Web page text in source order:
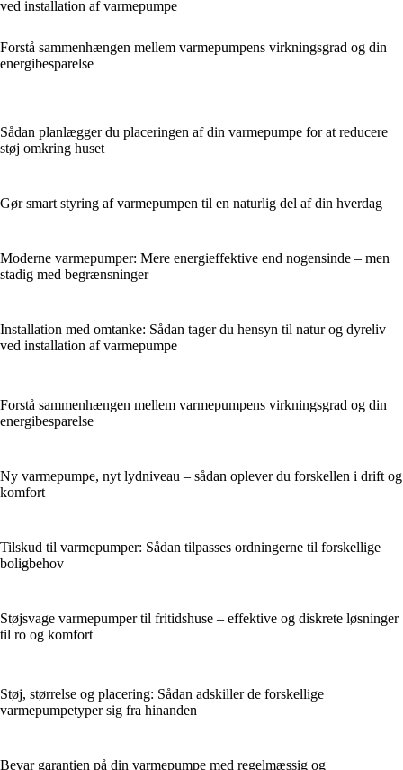
ved installation af varmepumpe
Forstå sammenhængen mellem varmepumpens virkningsgrad og din
energibesparelse
Sådan planlægger du placeringen af din varmepumpe for at reducere
støj omkring huset
Gør smart styring af varmepumpen til en naturlig del af din hverdag
Moderne varmepumper: Mere energieffektive end nogensinde – men
stadig med begrænsninger
Installation med omtanke: Sådan tager du hensyn til natur og dyreliv
ved installation af varmepumpe
Forstå sammenhængen mellem varmepumpens virkningsgrad og din
energibesparelse
Ny varmepumpe, nyt lydniveau – sådan oplever du forskellen i drift og
komfort
Tilskud til varmepumper: Sådan tilpasses ordningerne til forskellige
boligbehov
Støjsvage varmepumper til fritidshuse – effektive og diskrete løsninger
til ro og komfort
Støj, størrelse og placering: Sådan adskiller de forskellige
varmepumpetyper sig fra hinanden
Bevar garantien på din varmepumpe med regelmæssig og